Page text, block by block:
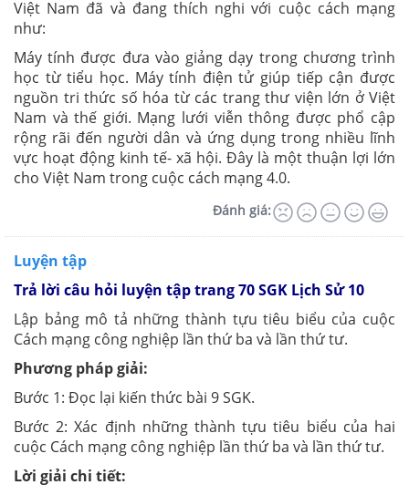
Việt Nam đã và đang thích nghi với cuộc cách mạng
như:
Máy tính được đưa vào giảng dạy trong chương trình
học từ tiểu học. Máy tính điện tử giúp tiếp cận được
nguồn tri thức số hóa từ các trang thư viện lớn ở Việt
Nam và thế giới. Mạng lưới viễn thông được phổ cập
rộng rãi đến người dân và ứng dụng trong nhiều lĩnh
vực hoạt động kinh tế- xã hội. Đây là một thuận lợi lớn
cho Việt Nam trong cuộc cách mạng 4.0.
Đánh giá:
Luyện tập
Trả lời câu hỏi luyện tập trang 70 SGK Lịch Sử 10
Lập bảng mô tả những thành tựu tiêu biểu của cuộc
Cách mạng công nghiệp lần thứ ba và lần thứ tư.
Phương pháp giải:
Bước 1: Đọc lại kiến thức bài 9 SGK.
Bước 2: Xác định những thành tựu tiêu biểu của hai
cuộc Cách mạng công nghiệp lần thứ ba và lần thứ tư.
Lời giải chi tiết: